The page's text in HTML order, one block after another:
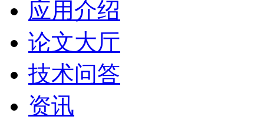
应用介绍
论文大厅
技术问答
资讯